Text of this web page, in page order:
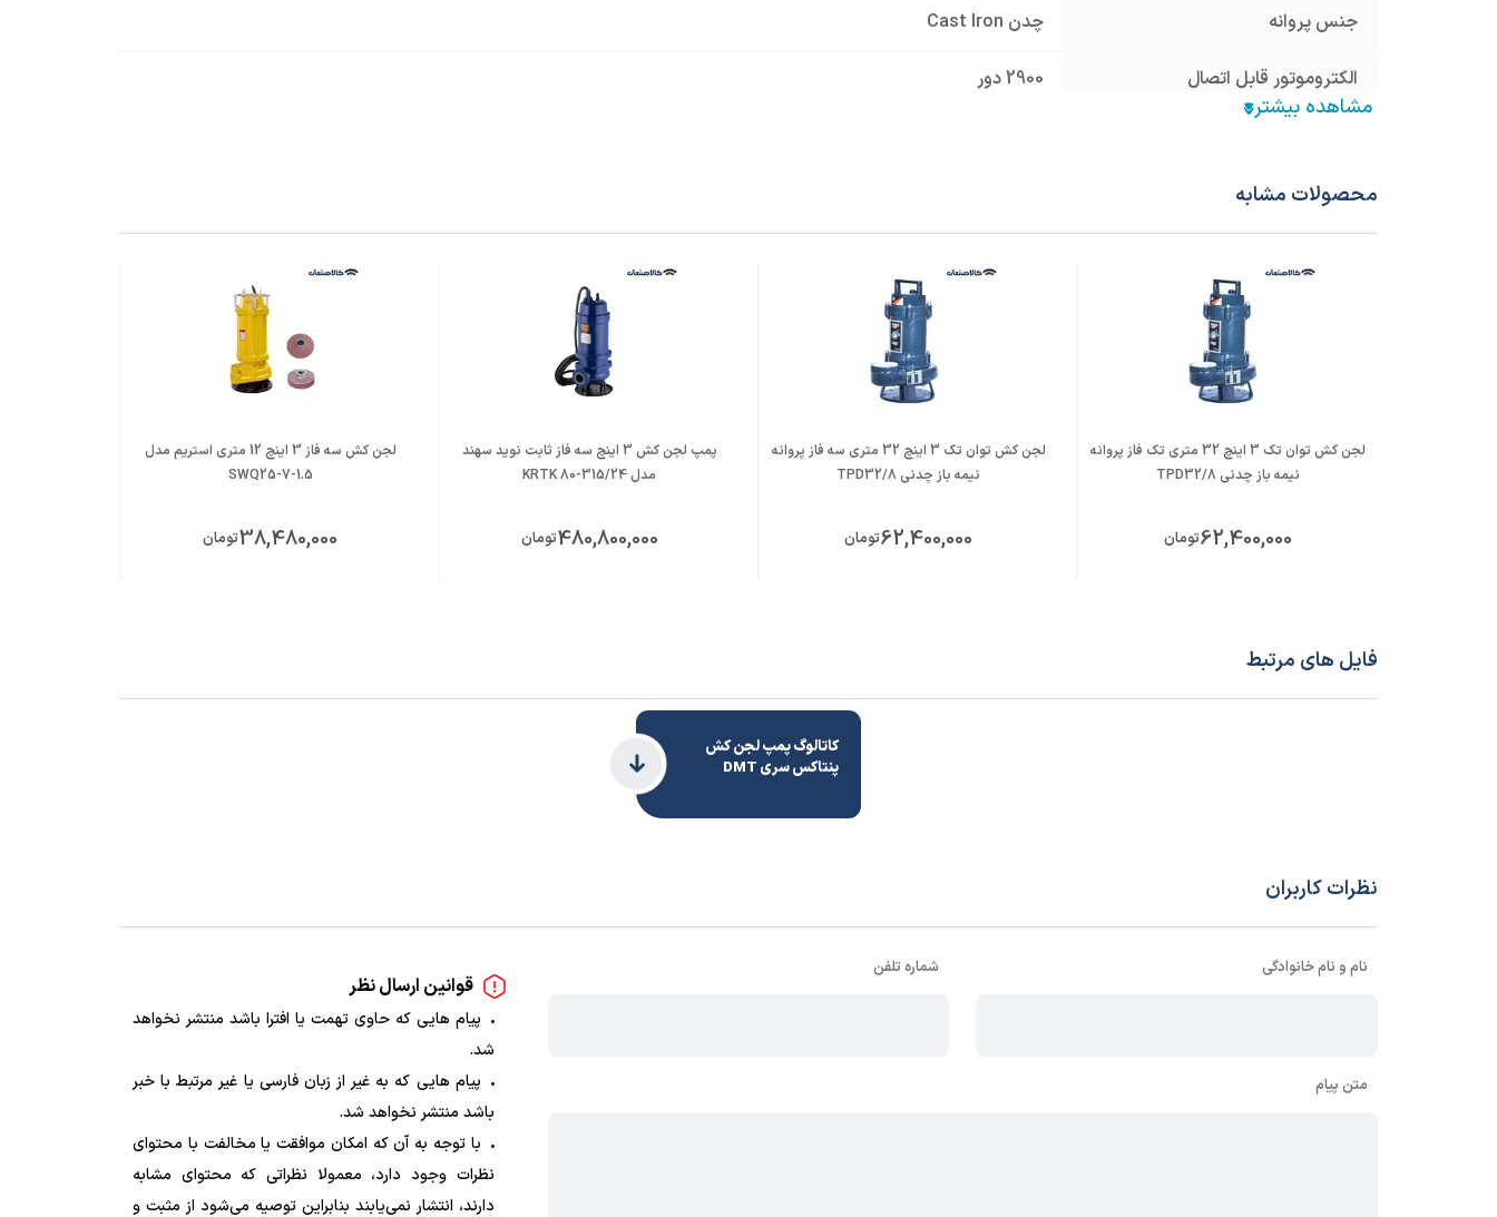
جنس پروانه چدن Cast Iron
الکتروموتور قابل اتصال 2900 دور
محصولات مشابه
لجن کش توان تک 3 اینچ 32 متری تک فاز پروانه
نیمه باز چدنی TPD32/8
62,400,000تومان
لجن کش توان تک 3 اینچ 32 متری سه فاز پروانه
نیمه باز چدنی TPD32/8
62,400,000تومان
پمپ لجن کش 3 اینچ سه فاز ثابت نوید سهند
مدل KRTK 80-315/24
480,800,000تومان
لجن کش سه فاز 3 اینچ 12 متری استریم مدل
SWQ25-7-1.5
38,480,000تومان
فایل های مرتبط
کاتالوگ پمپ لجن کش
پنتاکس سری DMT
نظرات کاربران
قوانین ارسال نظر
پیام هایی که حاوی تهمت یا افترا باشد منتشر نخواهد
شد.
پیام هایی که به غیر از زبان فارسی یا غیر مرتبط با خبر
باشد منتشر نخواهد شد.
با توجه به آن که امکان موافقت یا مخالفت با محتوای
نظرات وجود دارد، معمولا نظراتی که محتوای مشابه
دارند، انتشار نمی‌یابند بنابراین توصیه می‌شود از مثبت و
نام و نام خانوادگی شماره تلفن
متن پیام